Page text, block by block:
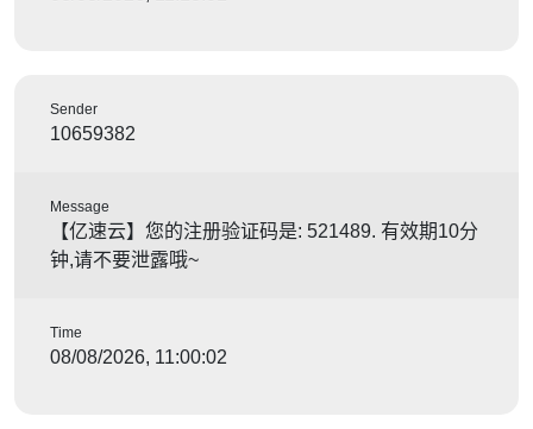
Sender
10659382
Message
【亿速云】您的注册验证码是: 521489. 有效期10分
钟,请不要泄露哦~
Time
08/08/2026, 11:00:02